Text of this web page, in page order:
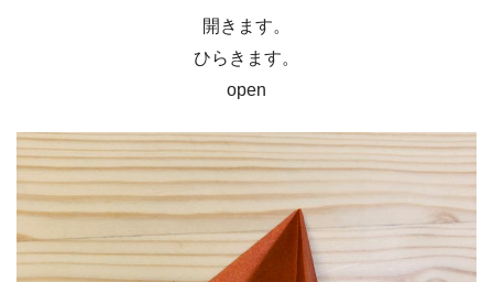
開きます。
ひらきます。
open